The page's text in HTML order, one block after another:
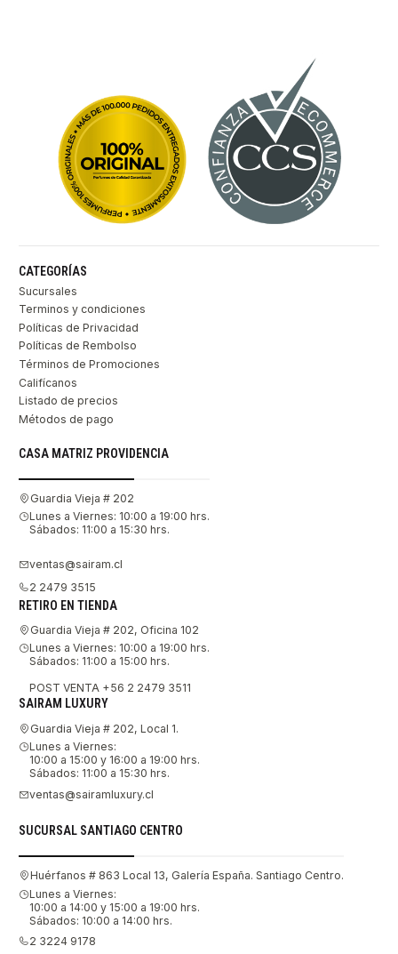
CATEGORÍAS
Sucursales
Terminos y condiciones
Políticas de Privacidad
Políticas de Rembolso
Términos de Promociones
Califícanos
Listado de precios
Métodos de pago
CASA MATRIZ PROVIDENCIA
Guardia Vieja # 202
Lunes a Viernes: 10:00 a 19:00 hrs.
Sábados: 11:00 a 15:30 hrs.
ventas@sairam.cl
2 2479 3515
RETIRO EN TIENDA
Guardia Vieja # 202, Oficina 102
Lunes a Viernes: 10:00 a 19:00 hrs.
Sábados: 11:00 a 15:00 hrs.
POST VENTA +56 2 2479 3511
SAIRAM LUXURY
Guardia Vieja # 202, Local 1.
Lunes a Viernes:
10:00 a 15:00 y 16:00 a 19:00 hrs.
Sábados: 11:00 a 15:30 hrs.
ventas@sairamluxury.cl
SUCURSAL SANTIAGO CENTRO
Huérfanos # 863 Local 13, Galería España. Santiago Centro.
Lunes a Viernes:
10:00 a 14:00 y 15:00 a 19:00 hrs.
Sábados: 10:00 a 14:00 hrs.
2 3224 9178